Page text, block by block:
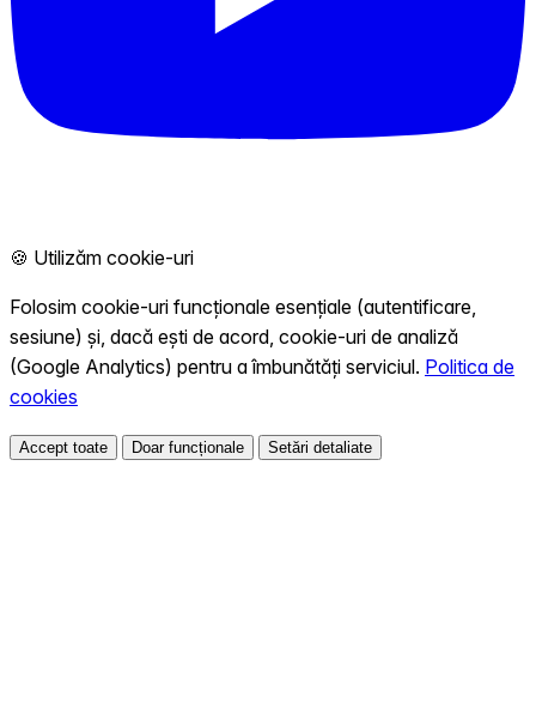
🍪 Utilizăm cookie-uri
Folosim cookie-uri funcționale esențiale (autentificare,
sesiune) și, dacă ești de acord, cookie-uri de analiză
(Google Analytics) pentru a îmbunătăți serviciul. Politica de
cookies
Accept toate Doar funcționale Setări detaliate